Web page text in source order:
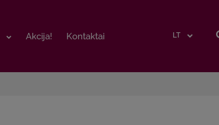
Akcija! Kontaktai LT
Akcija! Kontaktai LT